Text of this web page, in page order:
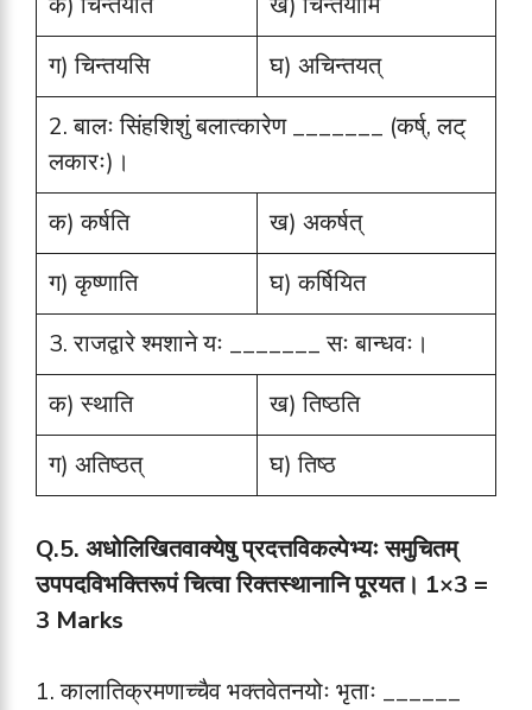
ग) चिन्तयसि
घ) अचिन्तयत्
2. बालः सिंहशिशुं बलात्कारेण _______ (कर्ष्, लट्
लकारः)।
क) कर्षति
ख) अकर्षत्
ग) कृष्णाति
घ) कर्षियित
3. राजद्वारे श्मशाने यः _______ सः बान्धवः।
क) स्थाति
ख) तिष्ठति
ग) अतिष्ठत्
घ) तिष्ठ
Q.5. अधोलिखितवाक्येषु प्रदत्तविकल्पेभ्यः समुचितम्
उपपदविभक्तिरूपं चित्वा रिक्तस्थानानि पूरयत। 1×3 =
3 Marks
1. कालातिक्रमणाच्चैव भक्तवेतनयोः भृताः ______